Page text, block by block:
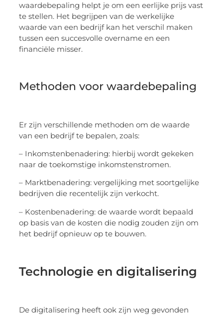
waardebepaling helpt je om een eerlijke prijs vast
te stellen. Het begrijpen van de werkelijke
waarde van een bedrijf kan het verschil maken
tussen een succesvolle overname en een
financiële misser.
Methoden voor waardebepaling
Er zijn verschillende methoden om de waarde
van een bedrijf te bepalen, zoals:
– Inkomstenbenadering: hierbij wordt gekeken
naar de toekomstige inkomstenstromen.
– Marktbenadering: vergelijking met soortgelijke
bedrijven die recentelijk zijn verkocht.
– Kostenbenadering: de waarde wordt bepaald
op basis van de kosten die nodig zouden zijn om
het bedrijf opnieuw op te bouwen.
Technologie en digitalisering
De digitalisering heeft ook zijn weg gevonden